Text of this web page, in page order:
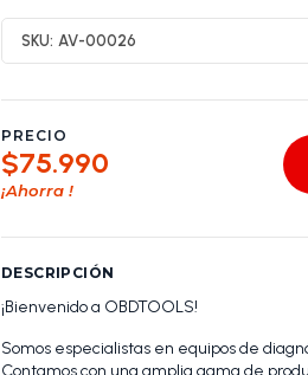
SKU: AV-00026
PRECIO
$75.990
¡Ahorra !
DESCRIPCIÓN
¡Bienvenido a OBDTOOLS!
Somos especialistas en equipos de